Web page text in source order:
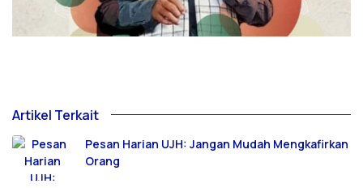
Artikel Terkait
Pesan Harian UJH: Jangan Mudah Mengkafirkan
Orang